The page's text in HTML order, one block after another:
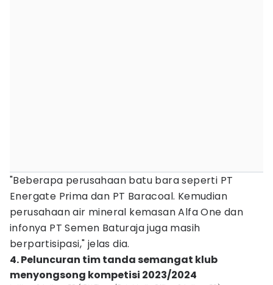
"Beberapa perusahaan batu bara seperti PT
Energate Prima dan PT Baracoal. Kemudian
perusahaan air mineral kemasan Alfa One dan
infonya PT Semen Baturaja juga masih
berpartisipasi," jelas dia.
4. Peluncuran tim tanda semangat klub
menyongsong kompetisi 2023/2024